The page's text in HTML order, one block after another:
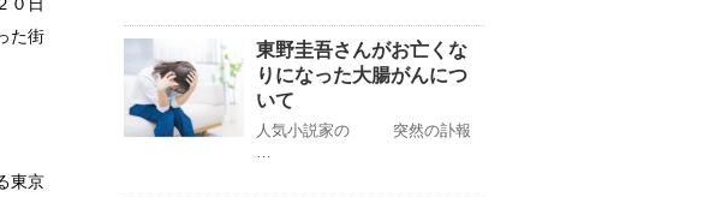
た街
東京
東野圭吾さんがお亡くな
りになった大腸がんにつ
いて
人気小説家の 突然の訃報
…